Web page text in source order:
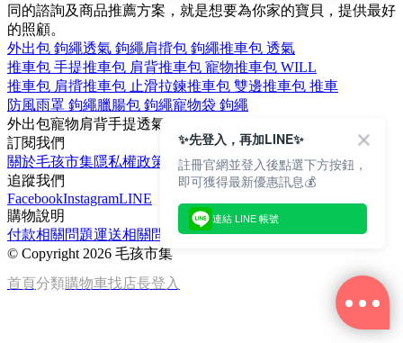
同的諮詢及商品推薦方案，就是想要為你家的寶貝，提供最好
的照顧。
外出包 鉤繩透氣 鉤繩肩揹包 鉤繩推車包 透氣
推車包 手提推車包 肩背推車包 寵物推車包 WILL
推車包 肩揹推車包 止滑拉鍊推車包 雙邊推車包 推車
防風雨罩 鉤繩臘腸包 鉤繩寵物袋 鉤繩
外出包寵物肩背手提透氣
訂閱我們
關於毛孩市集隱私權政策
文章
追蹤我們
FacebookInstagramLINE
購物說明
付款相關問題運送相關問題退換貨說明
© Copyright 2026 毛孩市集
首頁分類購物車找店長登入
✨先登入，再加LINE✨
註冊官網並登入後點選下方按鈕，
即可獲得最新優惠訊息💰
連結 LINE 帳號